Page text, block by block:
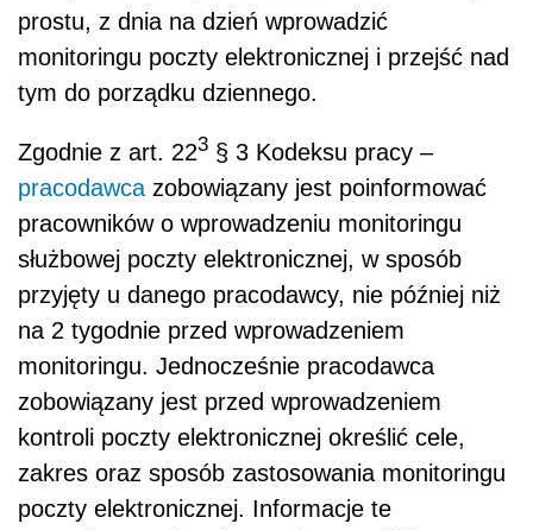
prostu, z dnia na dzień wprowadzić
monitoringu poczty elektronicznej i przejść nad
tym do porządku dziennego.
Zgodnie z art. 223 § 3 Kodeksu pracy –
pracodawcazobowiązany jest poinformować
pracowników o wprowadzeniu monitoringu
służbowej poczty elektronicznej, w sposób
przyjęty u danego pracodawcy, nie później niż
na 2 tygodnie przed wprowadzeniem
monitoringu. Jednocześnie pracodawca
zobowiązany jest przed wprowadzeniem
kontroli poczty elektronicznej określić cele,
zakres oraz sposób zastosowania monitoringu
poczty elektronicznej. Informacje te